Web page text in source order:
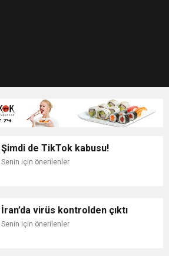
Şimdi de TikTok kabusu!
Senin için önerilenler
İran’da virüs kontrolden çıktı
Senin için önerilenler